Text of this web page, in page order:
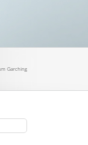
Garching